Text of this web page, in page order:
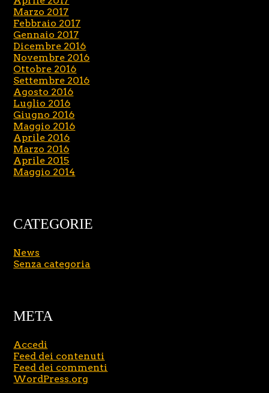
Marzo 2017
Febbraio 2017
Gennaio 2017
Dicembre 2016
Novembre 2016
Ottobre 2016
Settembre 2016
Agosto 2016
Luglio 2016
Giugno 2016
Maggio 2016
Aprile 2016
Marzo 2016
Aprile 2015
Maggio 2014
CATEGORIE
News
Senza categoria
META
Accedi
Feed dei contenuti
Feed dei commenti
WordPress.org